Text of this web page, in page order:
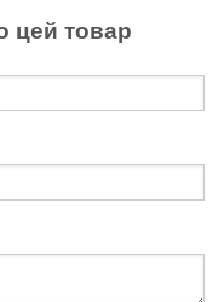
цей товар